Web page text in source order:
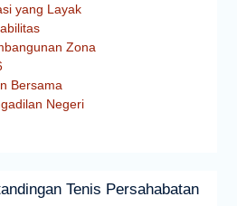
yang Layak
Zona
Bersama
Negeri
Tenis Persahabatan